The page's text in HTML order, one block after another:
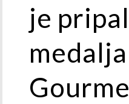
je